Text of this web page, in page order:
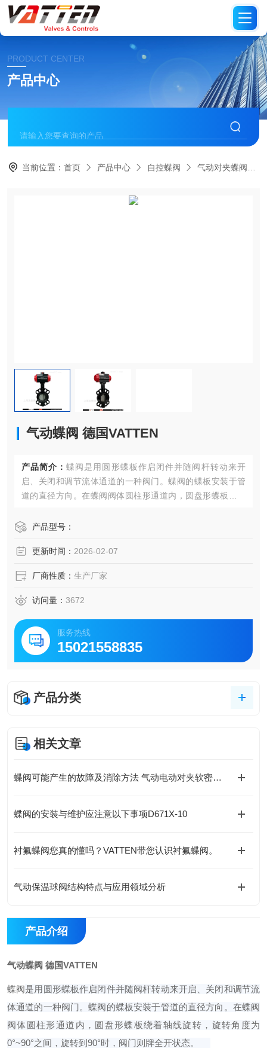
PRODUCT CENTER
产品中心
当前位置：首页 产品中心 自控蝶阀 气动对夹蝶阀
气动蝶阀 德国VATTEN
产品简介： 蝶阀是用圆形蝶板作启闭件并随阀杆转动来开
启、关闭和调节流体通道的一种阀门。蝶阀的蝶板安装于管
道的直径方向。在蝶阀阀体圆柱形通道内，圆盘形蝶板绕着
全开状态。
产品型号：
更新时间： 2026-02-07
厂商性质： 生产厂家
访问量： 3672
服务热线
15021558835
产品分类
相关文章
蝶阀可能产生的故障及消除方法 气动电动对夹软密封蝶阀
蝶阀的安装与维护应注意以下事项D671X-10
衬氟蝶阀您真的懂吗？VATTEN带您认识衬氟蝶阀。
气动保温球阀结构特点与应用领域分析
产品介绍
气动蝶阀 德国VATTEN
蝶阀是用圆形蝶板作启闭件并随阀杆转动来开启、关闭和调节流
体通道的一种阀门。蝶阀的蝶板安装于管道的直径方向。在蝶阀
阀体圆柱形通道内，圆盘形蝶板绕着轴线旋转，旋转角度为
0°~90°之间，旋转到90°时，阀门则牌全开状态。